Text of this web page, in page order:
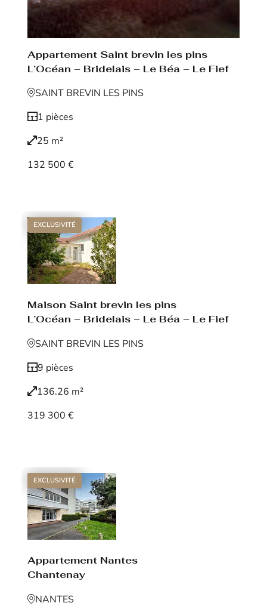
Appartement Saint brevin les pins
L’Océan – Bridelais – Le Béa – Le Fief
SAINT BREVIN LES PINS
1 pièces
25 m²
132 500 €
EXCLUSIVITÉ
Maison Saint brevin les pins
L’Océan – Bridelais – Le Béa – Le Fief
SAINT BREVIN LES PINS
9 pièces
136.26 m²
319 300 €
EXCLUSIVITÉ
Appartement Nantes
Chantenay
NANTES